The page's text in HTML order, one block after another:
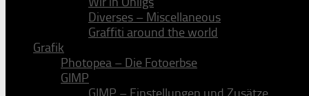
Diverses – Miscellaneous
Graffiti around the world
Grafik
Photopea – Die Fotoerbse
GIMP